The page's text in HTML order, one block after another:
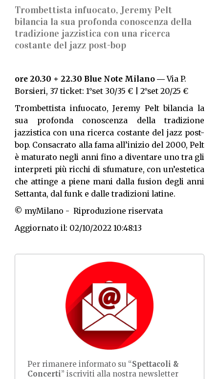
Trombettista infuocato, Jeremy Pelt
bilancia la sua profonda conoscenza della
tradizione jazzistica con una ricerca
costante del jazz post-bop
ore 20.30 + 22.30 Blue Note Milano ― Via P.
Borsieri, 37 ticket: 1°set 30/35 € | 2°set 20/25 €
Trombettista infuocato, Jeremy Pelt bilancia la
sua profonda conoscenza della tradizione
jazzistica con una ricerca costante del jazz post-
bop. Consacrato alla fama all’inizio del 2000, Pelt
è maturato negli anni fino a diventare uno tra gli
interpreti più ricchi di sfumature, con un’estetica
che attinge a piene mani dalla fusion degli anni
Settanta, dal funk e dalle tradizioni latine.
© myMilano - Riproduzione riservata
Aggiornato il: 02/10/2022 10:48:13
Per rimanere informato su “Spettacoli &
Concerti” iscriviti alla nostra newsletter